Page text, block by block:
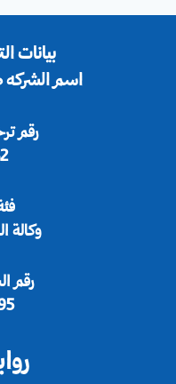
بيانات
اسم الشركه
رقم
وكالة
رقم